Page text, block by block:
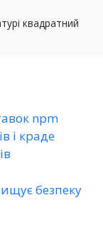
npm
і краде
безпеку